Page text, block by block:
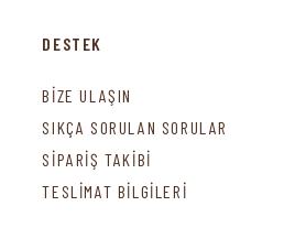
DESTEK
BİZE ULAŞIN
SIKÇA SORULAN SORULAR
SİPARİŞ TAKİBİ
TESLİMAT BİLGİLERİ